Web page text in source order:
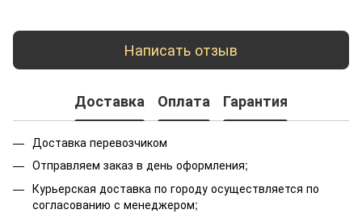
Написать отзыв
Доставка Оплата Гарантия
Доставка перевозчиком
Отправляем заказ в день оформления;
Курьерская доставка по городу осуществляется по
согласованию с менеджером;